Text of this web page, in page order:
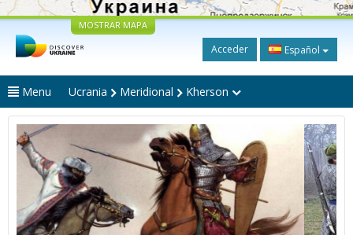
MOSTRAR MAPA
Acceder Español
Menu Ucrania Meridional Kherson